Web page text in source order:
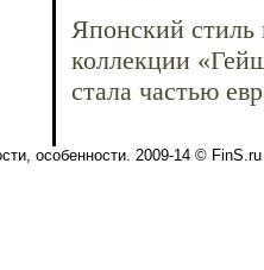
Японский стиль
коллекции
стала частью
особенности. 2009-14 © FinS.ru